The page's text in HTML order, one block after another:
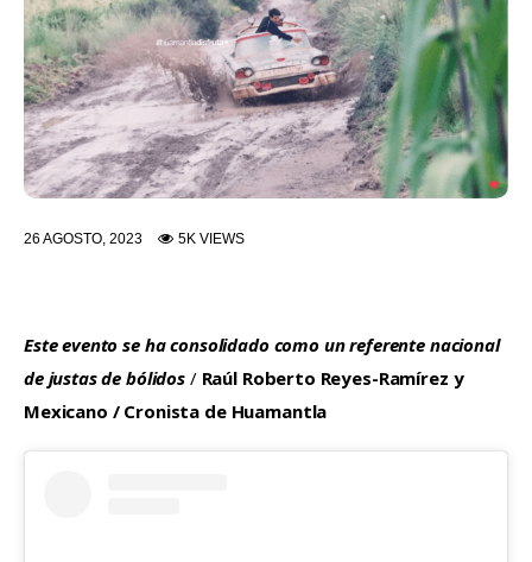
26 AGOSTO, 2023 5K VIEWS
Este evento se ha consolidado como un referente nacional
de justas de bólidos / Raúl Roberto Reyes-Ramírez y
Mexicano / Cronista de Huamantla